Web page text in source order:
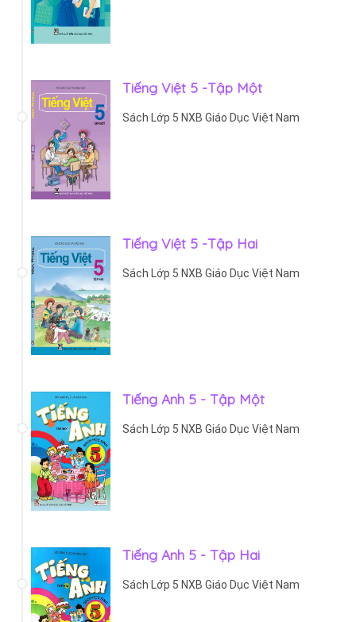
Tiếng Việt 5 -Tập Một
Sách Lớp 5 NXB Giáo Dục Việt Nam
Tiếng Việt 5 -Tập Hai
Sách Lớp 5 NXB Giáo Dục Việt Nam
Tiếng Anh 5 - Tập Một
Sách Lớp 5 NXB Giáo Dục Việt Nam
Tiếng Anh 5 - Tập Hai
Sách Lớp 5 NXB Giáo Dục Việt Nam